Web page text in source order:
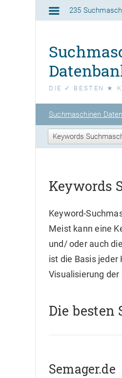
235
DIE ✓ BESTEN ★
Suchmaschinen
Keywords
Keyword-
Meist kann eine
und/ oder auch
ist die Basis jeder
Visualisierung
Die besten
Semager.de